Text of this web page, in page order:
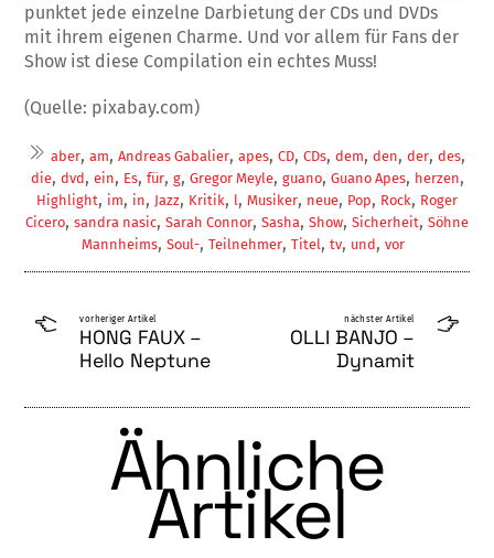
punktet jede einzelne Darbietung der CDs und DVDs
mit ihrem eigenen Charme. Und vor allem für Fans der
Show ist diese Compilation ein echtes Muss!
(Quelle: pixabay.com)
aber, am, Andreas Gabalier, apes, CD, CDs, dem, den, der, des,
die, dvd, ein, Es, für, g, Gregor Meyle, guano, Guano Apes, herzen,
Highlight, im, in, Jazz, Kritik, l, Musiker, neue, Pop, Rock, Roger
Cicero, sandra nasic, Sarah Connor, Sasha, Show, Sicherheit, Söhne
Mannheims,Soul-,Teilnehmer,Titel,tv, und,vor
vorheriger Artikel
HONG FAUX –
Hello Neptune
nächster Artikel
OLLI BANJO –
Dynamit
Ähnliche
Artikel